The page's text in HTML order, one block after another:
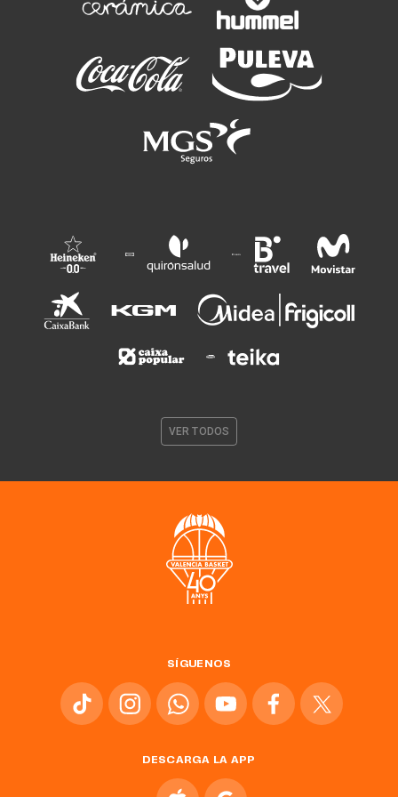
VER TODOS
SÍGUENOS
DESCARGA LA APP